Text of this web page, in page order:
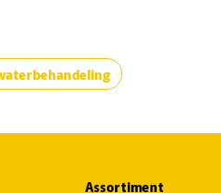
Assortiment